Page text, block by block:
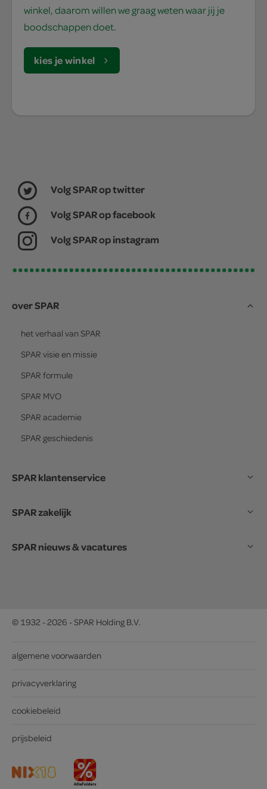
winkel, daarom willen we graag weten waar jij je
boodschappen doet.
kies je winkel
Volg SPAR op twitter
Volg SPAR op facebook
Volg SPAR op instagram
over SPAR
het verhaal van SPAR
SPAR visie en missie
SPAR formule
SPAR MVO
SPAR academie
SPAR geschiedenis
SPAR klantenservice
SPAR zakelijk
SPAR nieuws & vacatures
© 1932 - 2026 - SPAR Holding B.V.
algemene voorwaarden
privacyverklaring
cookiebeleid
prijsbeleid